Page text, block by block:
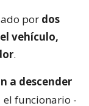
por dos
vehículo,
.
a descender
el funcionario -